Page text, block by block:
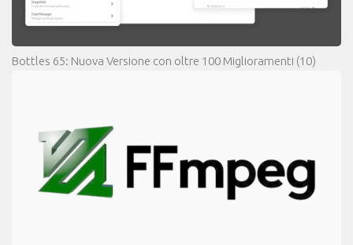
Bottles 65: Nuova Versione con oltre 100 Miglioramenti (10)